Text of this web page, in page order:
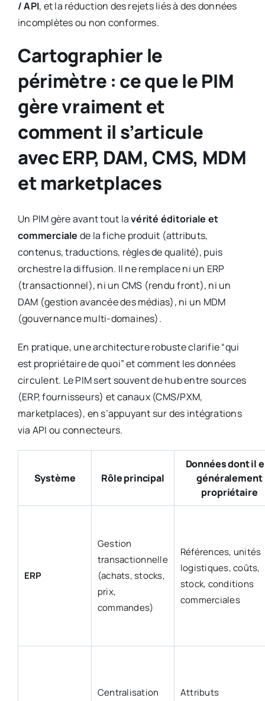
/ API, et la réduction des rejets liés à des données
incomplètes ou non conformes.
Cartographier le
périmètre : ce que le PIM
gère vraiment et
comment il s’articule
avec ERP, DAM, CMS, MDM
et marketplaces
Un PIM gère avant tout lavérité éditoriale et
commerciale de la fiche produit (attributs,
contenus, traductions, règles de qualité), puis
orchestre la diffusion. Il ne remplace ni un ERP
(transactionnel), ni un CMS (rendu front), ni un
DAM (gestion avancée des médias), ni un MDM
(gouvernance multi-domaines).
En pratique, une architecture robuste clarifie “qui
est propriétaire de quoi” et comment les données
circulent. Le PIM sert souvent de hub entre sources
(ERP, fournisseurs) et canaux (CMS/PXM,
marketplaces), en s’appuyant sur des intégrations
via API ou connecteurs.
Système Rôle principal
Données dont il
généralement
propriétaire
ERP
Gestion
transactionnelle
(achats, stocks,
prix,
commandes)
Références, unités
logistiques, coûts,
stock, conditions
commerciales
Centralisation
Attributs